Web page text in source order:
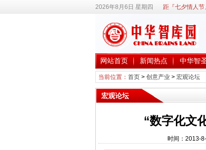
2026年8月6日 星期四 距『七夕情人
网站首页 新闻热点 中华智
当前位置： 首页> 创意产业 > 宏观论坛
宏观论坛
“数字化文
时间：2013-